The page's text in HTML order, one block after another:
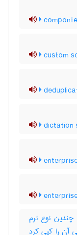
custom
dictation
چندین نوع نرم
آن را کپی کرد